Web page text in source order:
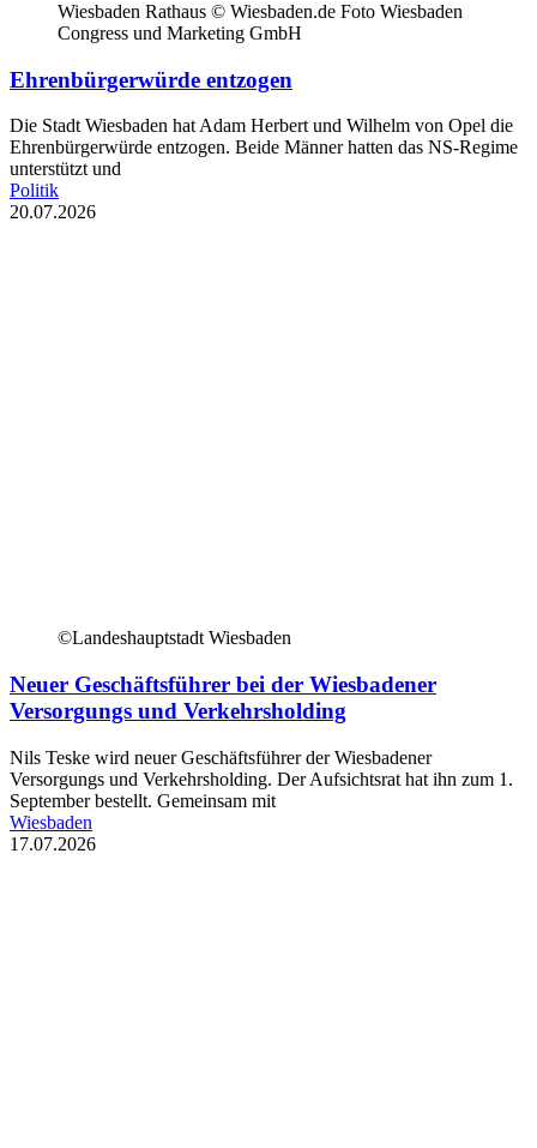
Wiesbaden Rathaus © Wiesbaden.de Foto Wiesbaden
Congress und Marketing GmbH
Ehrenbürgerwürde entzogen
Die Stadt Wiesbaden hat Adam Herbert und Wilhelm von Opel die
Ehrenbürgerwürde entzogen. Beide Männer hatten das NS-Regime
unterstützt und
Politik
20.07.2026
©Landeshauptstadt Wiesbaden
Neuer Geschäftsführer bei der Wiesbadener
Versorgungs und Verkehrsholding
Nils Teske wird neuer Geschäftsführer der Wiesbadener
Versorgungs und Verkehrsholding. Der Aufsichtsrat hat ihn zum 1.
September bestellt. Gemeinsam mit
Wiesbaden
17.07.2026